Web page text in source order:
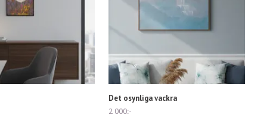
Det osynliga vackra
2 000:-